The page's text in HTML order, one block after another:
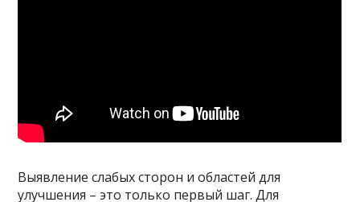
Выявление слабых сторон и областей для
улучшения – это только первый шаг. Для